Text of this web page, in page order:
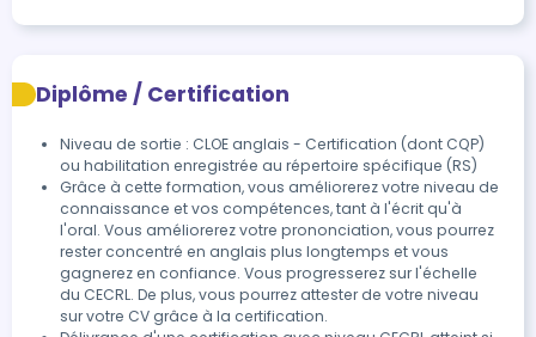
Diplôme / Certification
Niveau de sortie : CLOE anglais - Certification (dont CQP)
ou habilitation enregistrée au répertoire spécifique (RS)
Grâce à cette formation, vous améliorerez votre niveau de
connaissance et vos compétences, tant à l'écrit qu'à
l'oral. Vous améliorerez votre prononciation, vous pourrez
rester concentré en anglais plus longtemps et vous
gagnerez en confiance. Vous progresserez sur l'échelle
du CECRL. De plus, vous pourrez attester de votre niveau
sur votre CV grâce à la certification.